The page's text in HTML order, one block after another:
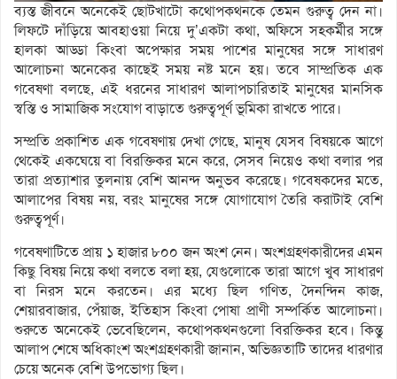
ব্যস্ত জীবনে অনেকেই ছোটখাটো কথোপকথনকে তেমন গুরুত্ব দেন না।
লিফটে দাঁড়িয়ে আবহাওয়া নিয়ে দু’একটা কথা, অফিসে সহকর্মীর সঙ্গে
হালকা আড্ডা কিংবা অপেক্ষার সময় পাশের মানুষের সঙ্গে সাধারণ
আলোচনা অনেকের কাছেই সময় নষ্ট মনে হয়। তবে সাম্প্রতিক এক
গবেষণা বলছে, এই ধরনের সাধারণ আলাপচারিতাই মানুষের মানসিক
স্বস্তি ও সামাজিক সংযোগ বাড়াতে গুরুত্বপূর্ণ ভূমিকা রাখতে পারে।
সম্প্রতি প্রকাশিত এক গবেষণায় দেখা গেছে, মানুষ যেসব বিষয়কে আগে
থেকেই একঘেয়ে বা বিরক্তিকর মনে করে, সেসব নিয়েও কথা বলার পর
তারা প্রত্যাশার তুলনায় বেশি আনন্দ অনুভব করেছে। গবেষকদের মতে,
আলাপের বিষয় নয়, বরং মানুষের সঙ্গে যোগাযোগ তৈরি করাটাই বেশি
গুরুত্বপূর্ণ।
গবেষণাটিতে প্রায় ১ হাজার ৮০০ জন অংশ নেন। অংশগ্রহণকারীদের এমন
কিছু বিষয় নিয়ে কথা বলতে বলা হয়, যেগুলোকে তারা আগে খুব সাধারণ
বা নিরস মনে করতেন। এর মধ্যে ছিল গণিত, দৈনন্দিন কাজ,
শেয়ারবাজার, পেঁয়াজ, ইতিহাস কিংবা পোষা প্রাণী সম্পর্কিত আলোচনা।
শুরুতে অনেকেই ভেবেছিলেন, কথোপকথনগুলো বিরক্তিকর হবে। কিন্তু
আলাপ শেষে অধিকাংশ অংশগ্রহণকারী জানান, অভিজ্ঞতাটি তাদের ধারণার
চেয়ে অনেক বেশি উপভোগ্য ছিল।